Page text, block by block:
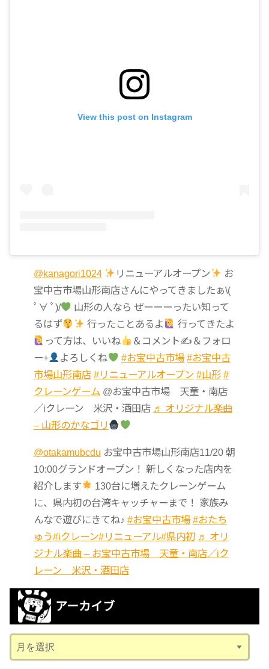
View this post on Instagram
@kanagori1024 リニューアルオープン
お
宝中古市場山形南店さんにやってきましたぁ\(
ﾟ∀ ﾟ)/
山形の人なら ぜーーーったい知って
るはず
行ったことあるよ
行ってきたよ
って方は、いいね
＆コメント✍ ＆フォロ
ー+
よろしくね #お宝中古市場 #お宝中古
市場山形南店 #リニューアルオープン #山形 #
クレーンゲーム @お宝中古市場 天童・南店
／iクレーン 米沢・酒田店 ♬ オリジナル楽曲
– 山形のかなゴリ
@otakamubcdu お宝中古市場山形南店11/20 朝
10:00グランドオープン！ 新しくなった店内を
紹介します
130台に増えたクレーンゲーム
に、県内初の台湾キャッチャーまで！ 家族み
んなで遊びにきてね♪ #お宝中古市場 #おたち
ゅう#iクレーン#リニューアル#県内初 ♬ オリ
ジナル楽曲 – お宝中古市場 天童・南店／iク
レーン 米沢・酒田店
アーカイブ
ー